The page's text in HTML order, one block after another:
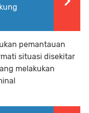
pemantauan
situasi disekitar
melakukan